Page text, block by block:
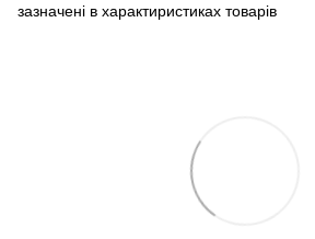
зазначені в характиристиках товарів